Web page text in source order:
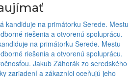
na primátorku Serede. Mestu
riešenia a otvorenú spoluprácu.